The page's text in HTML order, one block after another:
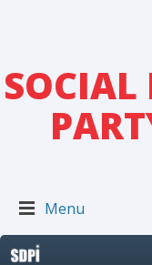
SOCIAL
Menu